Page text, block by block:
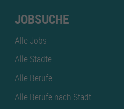
JOBSUCHE
Alle Jobs
Alle Städte
Alle Berufe
Alle Berufe nach Stadt